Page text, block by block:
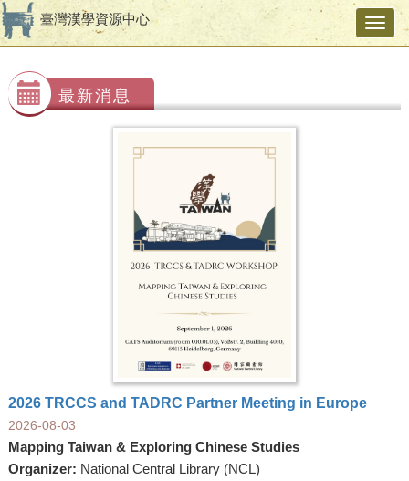
臺灣漢學資源中心
最新消息
2026 TRCCS and TADRC Partner Meeting in Europe
2026-08-03
Mapping Taiwan & Exploring Chinese Studies
Organizer: National Central Library (NCL)